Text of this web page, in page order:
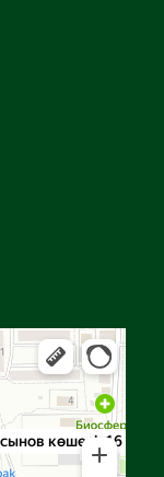
іздеу